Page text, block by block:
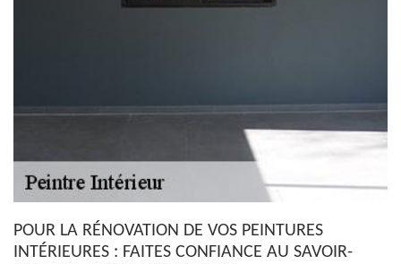
POUR LA RÉNOVATION DE VOS PEINTURES
INTÉRIEURES : FAITES CONFIANCE AU SAVOIR-